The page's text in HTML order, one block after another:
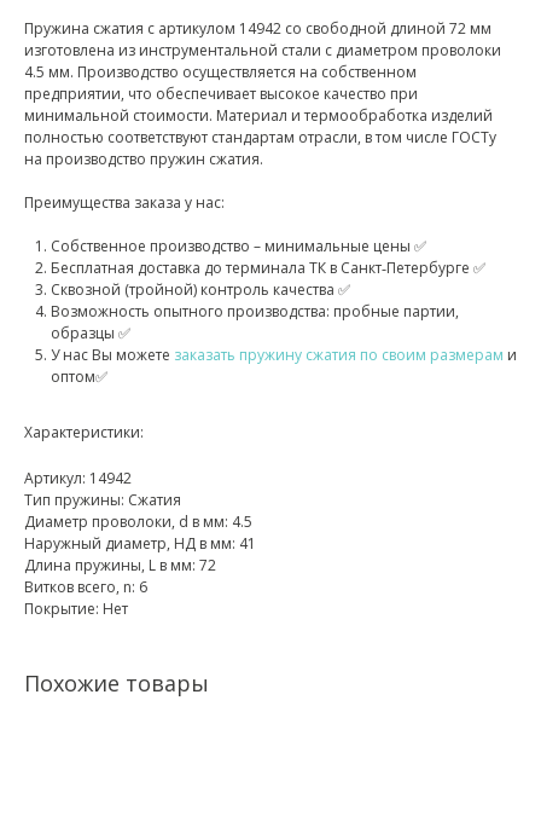
Пружина сжатия с артикулом 14942 со свободной длиной 72 мм
изготовлена из инструментальной стали с диаметром проволоки
4.5 мм. Производство осуществляется на собственном
предприятии, что обеспечивает высокое качество при
минимальной стоимости. Материал и термообработка изделий
полностью соответствуют стандартам отрасли, в том числе ГОСТу
на производство пружин сжатия.
Преимущества заказа у нас:
Собственное производство – минимальные цены ✅
Бесплатная доставка до терминала ТК в Санкт‑Петербурге ✅
Сквозной (тройной) контроль качества ✅
Возможность опытного производства: пробные партии,
образцы ✅
У нас Вы можете заказать пружину сжатия по своим размерам и
оптом✅
Характеристики:
Артикул: 14942
Тип пружины: Сжатия
Диаметр проволоки, d в мм: 4.5
Наружный диаметр, НД в мм: 41
Длина пружины, L в мм: 72
Витков всего, n: 6
Покрытие: Нет
Похожие товары